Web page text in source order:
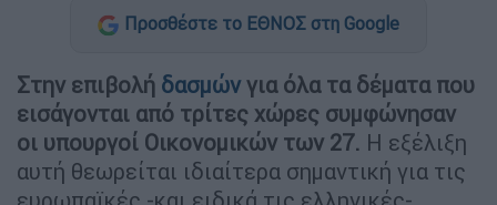
Προσθέστε το ΕΘΝΟΣ στη Google
Στην επιβολή δασμώνγια όλα τα δέματα που
εισάγονται από τρίτες χώρες συμφώνησαν
οι υπουργοί Οικονομικών των 27. Η εξέλιξη
αυτή θεωρείται ιδιαίτερα σημαντική για τις